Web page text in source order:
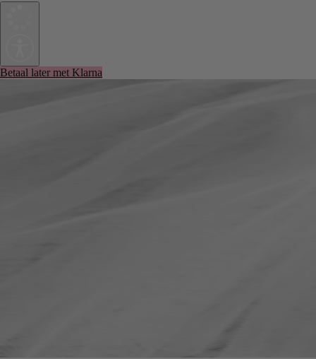
Betaal later met Klarna